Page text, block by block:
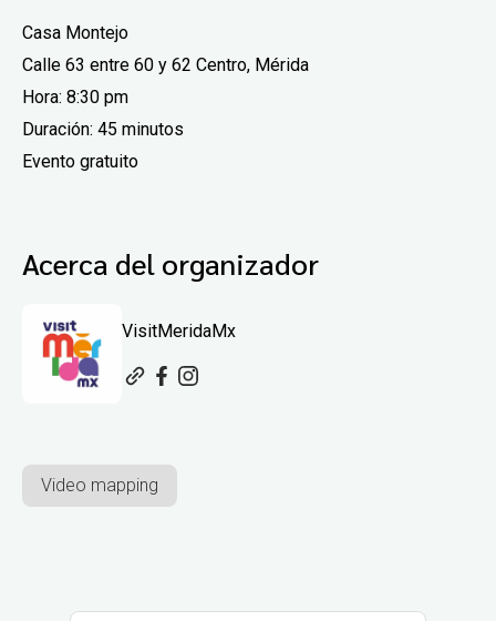
Casa Montejo
Calle 63 entre 60 y 62 Centro, Mérida
Hora: 8:30 pm
Duración: 45 minutos
Evento gratuito
Acerca del organizador
VisitMeridaMx
Video mapping